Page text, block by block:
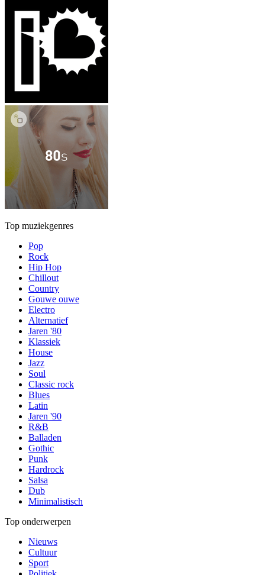
Top muziekgenres
Pop
Rock
Hip Hop
Chillout
Country
Gouwe ouwe
Electro
Alternatief
Jaren '80
Klassiek
House
Jazz
Soul
Classic rock
Blues
Latin
Jaren '90
R&B
Balladen
Gothic
Punk
Hardrock
Salsa
Dub
Minimalistisch
Top onderwerpen
Nieuws
Cultuur
Sport